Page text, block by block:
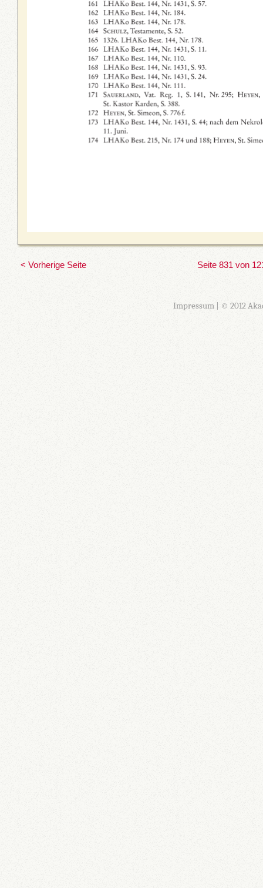
< Vorherige Seite Seite 831 von
Impressum| © 2012